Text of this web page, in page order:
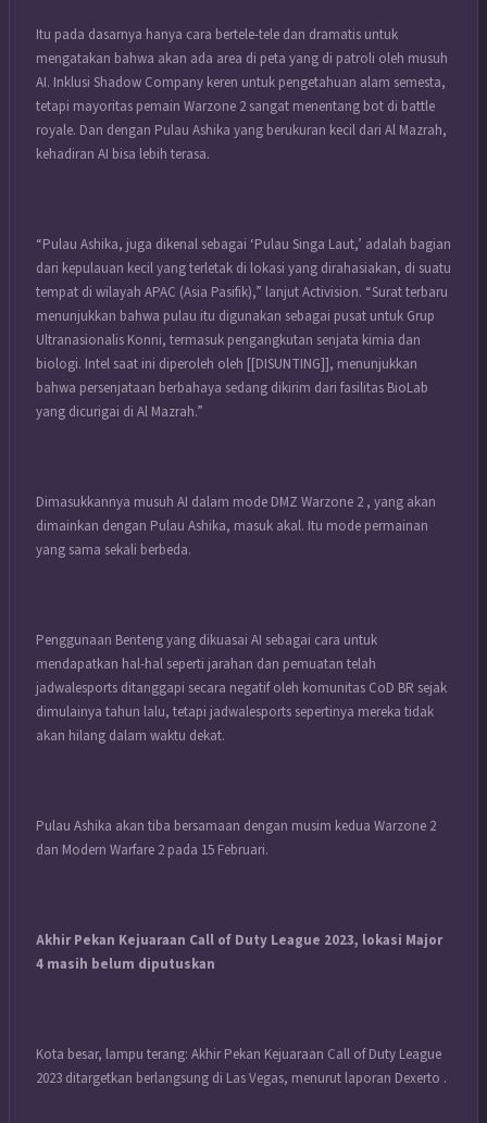
Itu pada dasarnya hanya cara bertele-tele dan dramatis untuk
mengatakan bahwa akan ada area di peta yang di patroli oleh musuh
AI. Inklusi Shadow Company keren untuk pengetahuan alam semesta,
tetapi mayoritas pemain Warzone 2 sangat menentang bot di battle
royale. Dan dengan Pulau Ashika yang berukuran kecil dari Al Mazrah,
kehadiran AI bisa lebih terasa.
“Pulau Ashika, juga dikenal sebagai ‘Pulau Singa Laut,’ adalah bagian
dari kepulauan kecil yang terletak di lokasi yang dirahasiakan, di suatu
tempat di wilayah APAC (Asia Pasifik),” lanjut Activision. “Surat terbaru
menunjukkan bahwa pulau itu digunakan sebagai pusat untuk Grup
Ultranasionalis Konni, termasuk pengangkutan senjata kimia dan
biologi. Intel saat ini diperoleh oleh [[DISUNTING]], menunjukkan
bahwa persenjataan berbahaya sedang dikirim dari fasilitas BioLab
yang dicurigai di Al Mazrah.”
Dimasukkannya musuh AI dalam mode DMZ Warzone 2 , yang akan
dimainkan dengan Pulau Ashika, masuk akal. Itu mode permainan
yang sama sekali berbeda.
Penggunaan Benteng yang dikuasai AI sebagai cara untuk
mendapatkan hal-hal seperti jarahan dan pemuatan telah
jadwalesports ditanggapi secara negatif oleh komunitas CoD BR sejak
dimulainya tahun lalu, tetapi jadwalesports sepertinya mereka tidak
akan hilang dalam waktu dekat.
Pulau Ashika akan tiba bersamaan dengan musim kedua Warzone 2
dan Modern Warfare 2 pada 15 Februari.
Akhir Pekan Kejuaraan Call of Duty League 2023, lokasi Major
4 masih belum diputuskan
Kota besar, lampu terang: Akhir Pekan Kejuaraan Call of Duty League
2023 ditargetkan berlangsung di Las Vegas, menurut laporan Dexerto .